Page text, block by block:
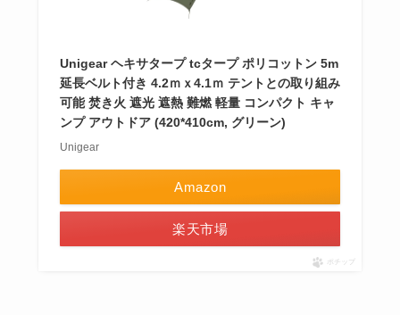
Unigear ヘキサタープ tcタープ ポリコットン 5m
延長ベルト付き 4.2ｍｘ4.1ｍ テントとの取り組み
可能 焚き火 遮光 遮熱 難燃 軽量 コンパクト キャ
ンプ アウトドア (420*410cm, グリーン)
Unigear
Amazon
楽天市場
ポチップ